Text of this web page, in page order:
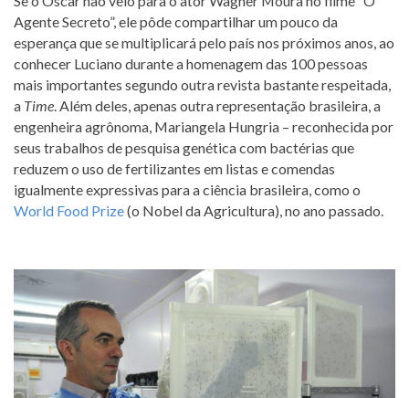
Agente Secreto”, ele pôde compartilhar um pouco da
esperança que se multiplicará pelo país nos próximos anos, ao
conhecer Luciano durante a homenagem das 100 pessoas
mais importantes segundo outra revista bastante respeitada,
a Time . Além deles, apenas outra representação brasileira, a
engenheira agrônoma, Mariangela Hungria – reconhecida por
seus trabalhos de pesquisa genética com bactérias que
reduzem o uso de fertilizantes em listas e comendas
igualmente expressivas para a ciência brasileira, como o
World Food Prize(o Nobel da Agricultura), no ano passado.